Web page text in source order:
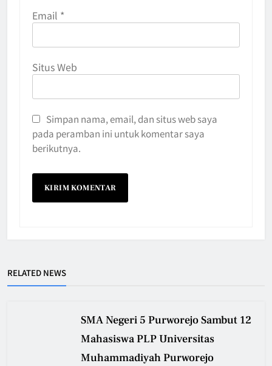
Email *
Situs Web
Simpan nama, email, dan situs web saya
pada peramban ini untuk komentar saya
berikutnya.
RELATED NEWS
SMA Negeri 5 Purworejo Sambut 12
Mahasiswa PLP Universitas
Muhammadiyah Purworejo